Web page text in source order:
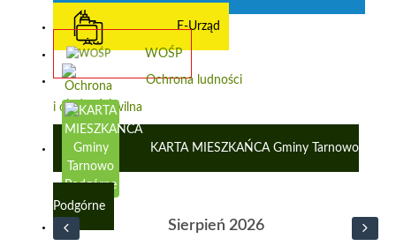
E-Urząd
WOŚP
Ochrona ludności
i obrona cywilna
KARTA MIESZKAŃCA Gminy Tarnowo
Podgórne
Sierpień 2026